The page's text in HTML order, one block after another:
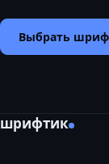
Выбрать
шрифтик